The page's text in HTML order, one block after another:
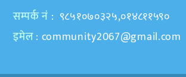
सम्पर्क नं : ९८५१०७०३२५,०१४८११५९०
इमेल: community2067@gmail.com